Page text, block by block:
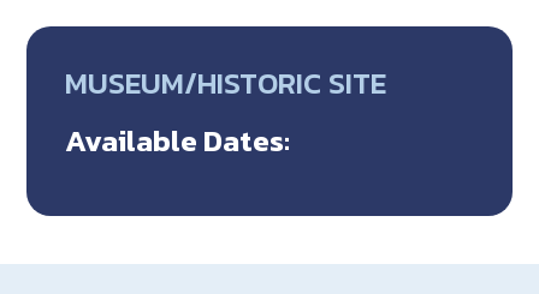
MUSEUM/HISTORIC SITE
Available Dates: